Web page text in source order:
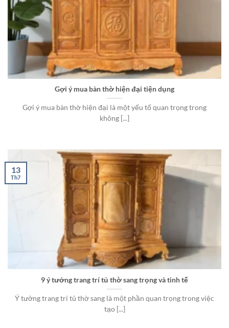
Gợi ý mua bàn thờ hiện đại tiện dụng
Gợi ý mua bàn thờ hiện đại là một yếu tố quan trọng trong
không [...]
9 ý tưởng trang trí tủ thờ sang trọng và tinh tế
Ý tưởng trang trí tủ thờ sang là một phần quan trọng trong việc
tạo [...]
13
Th7